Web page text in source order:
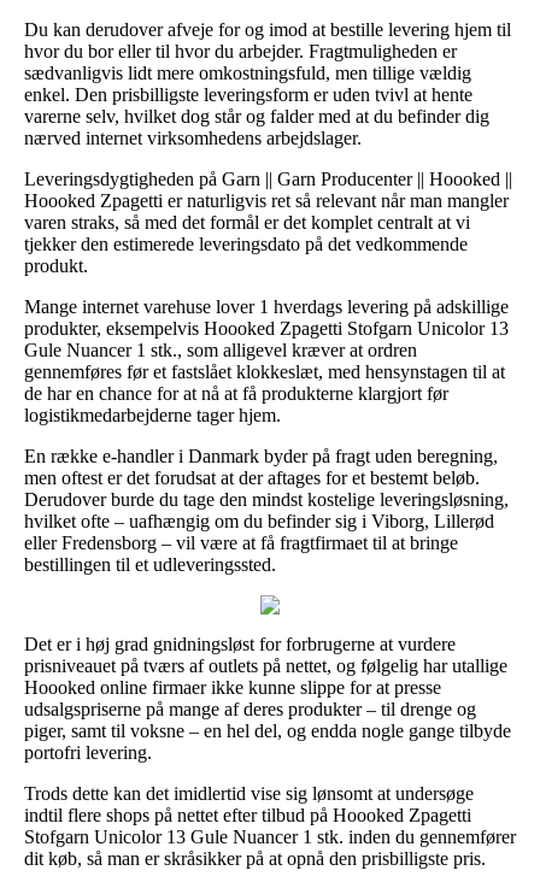
Du kan derudover afveje for og imod at bestille levering hjem til
hvor du bor eller til hvor du arbejder. Fragtmuligheden er
sædvanligvis lidt mere omkostningsfuld, men tillige vældig
enkel. Den prisbilligste leveringsform er uden tvivl at hente
varerne selv, hvilket dog står og falder med at du befinder dig
nærved internet virksomhedens arbejdslager.
Leveringsdygtigheden på Garn || Garn Producenter || Hoooked ||
Hoooked Zpagetti er naturligvis ret så relevant når man mangler
varen straks, så med det formål er det komplet centralt at vi
tjekker den estimerede leveringsdato på det vedkommende
produkt.
Mange internet varehuse lover 1 hverdags levering på adskillige
produkter, eksempelvis Hoooked Zpagetti Stofgarn Unicolor 13
Gule Nuancer 1 stk., som alligevel kræver at ordren
gennemføres før et fastslået klokkeslæt, med hensynstagen til at
de har en chance for at nå at få produkterne klargjort før
logistikmedarbejderne tager hjem.
En række e-handler i Danmark byder på fragt uden beregning,
men oftest er det forudsat at der aftages for et bestemt beløb.
Derudover burde du tage den mindst kostelige leveringsløsning,
hvilket ofte – uafhængig om du befinder sig i Viborg, Lillerød
eller Fredensborg – vil være at få fragtfirmaet til at bringe
bestillingen til et udleveringssted.
Det er i høj grad gnidningsløst for forbrugerne at vurdere
prisniveauet på tværs af outlets på nettet, og følgelig har utallige
Hoooked online firmaer ikke kunne slippe for at presse
udsalgspriserne på mange af deres produkter – til drenge og
piger, samt til voksne – en hel del, og endda nogle gange tilbyde
portofri levering.
Trods dette kan det imidlertid vise sig lønsomt at undersøge
indtil flere shops på nettet efter tilbud på Hoooked Zpagetti
Stofgarn Unicolor 13 Gule Nuancer 1 stk. inden du gennemfører
dit køb, så man er skråsikker på at opnå den prisbilligste pris.